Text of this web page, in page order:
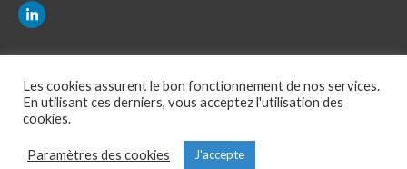
Les cookies assurent le bon fonctionnement de nos services.
En utilisant ces derniers, vous acceptez l'utilisation des
cookies.
Paramètres des cookies J'accepte